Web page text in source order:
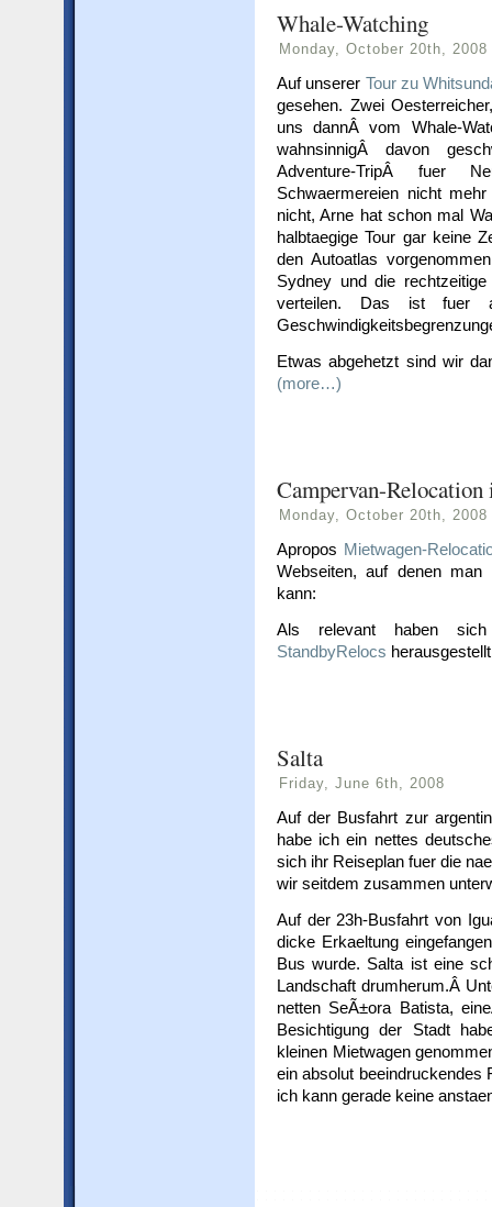
Whale-Watching
Monday, October 20th, 2008
Auf unserer Tour zu
gesehen. Zwei
uns dannÂ vom Whale-
wahnsinnigÂ davon
Adventure-TripÂ fuer
Schwaermereien nicht
nicht, Arne hat schon mal
halbtaegige Tour gar keine
den Autoatlas
Sydney und die
verteilen. Das ist fuer
Etwas abgehetzt sind wir
(more…)
Campervan-
Monday, October 20th, 2008
Apropos Mietwagen-
Webseiten, auf denen man
kann:
Als relevant haben
StandbyRelocs
Salta
Friday, June 6th, 2008
Auf der Busfahrt zur
habe ich ein nettes
sich ihr Reiseplan fuer die
wir seitdem zusammen
Auf der 23h-Busfahrt von
dicke Erkaeltung
Bus wurde. Salta ist eine
Landschaft drumherum.Â
netten SeÃ±ora Batista,
Besichtigung der Stadt
kleinen Mietwagen
ein absolut beeindruckendes
ich kann gerade keine